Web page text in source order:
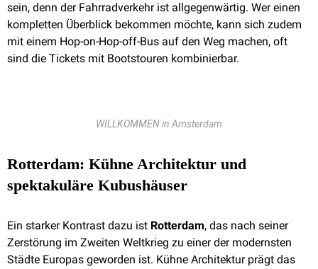
sein, denn der Fahrradverkehr ist allgegenwärtig. Wer einen
kompletten Überblick bekommen möchte, kann sich zudem
mit einem Hop-on-Hop-off-Bus auf den Weg machen, oft
sind die Tickets mit Bootstouren kombinierbar.
WILLKOMMEN in Amsterdam
Rotterdam: Kühne Architektur und
spektakuläre Kubushäuser
Ein starker Kontrast dazu ist Rotterdam, das nach seiner
Zerstörung im Zweiten Weltkrieg zu einer der modernsten
Städte Europas geworden ist. Kühne Architektur prägt das